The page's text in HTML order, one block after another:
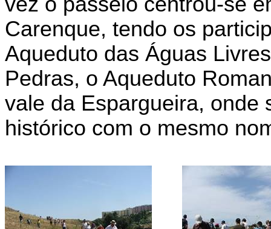
Carenque, tendo os
Aqueduto das Águas
Pedras, o Aqueduto
vale da Espargueira, onde
histórico com o mesmo